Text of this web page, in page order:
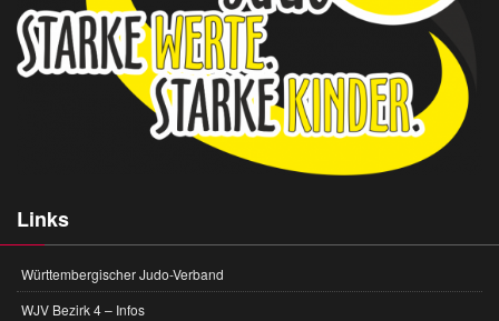
Links
Württembergischer Judo-Verband
WJV Bezirk 4 – Infos